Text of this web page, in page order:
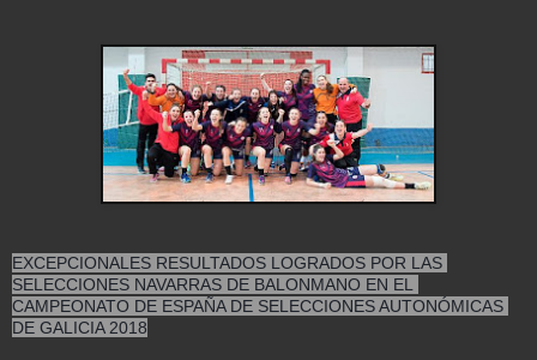
EXCEPCIONALES RESULTADOS LOGRADOS POR LAS
SELECCIONES NAVARRAS DE BALONMANO EN EL
CAMPEONATO DE ESPAÑA DE SELECCIONES AUTONÓMICAS
DE GALICIA 2018